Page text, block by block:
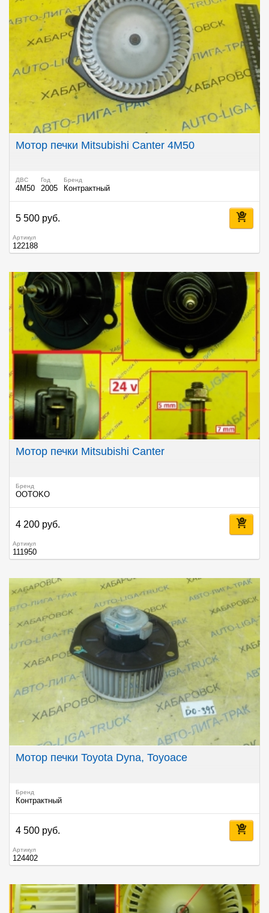
Мотор печки Mitsubishi Canter 4M50
ДВС
4M50
Год
2005
Бренд
Контрактный
5 500 руб.
Артикул
122188
Мотор печки Mitsubishi Canter
Бренд
OOTOKO
4 200 руб.
Артикул
111950
Мотор печки Toyota Dyna, Toyoace
Бренд
Контрактный
4 500 руб.
Артикул
124402